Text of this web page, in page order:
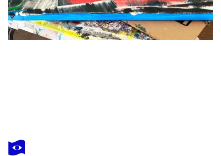
PRESTON M. SMITH (PMS)
Stone-Ground